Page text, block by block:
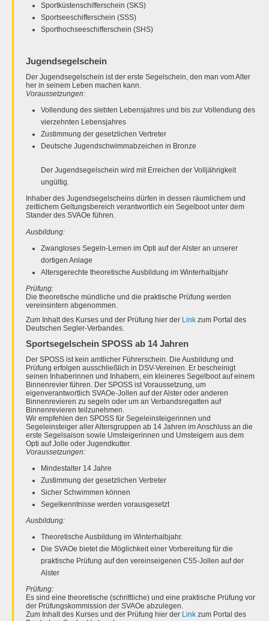
Sportküstenschifferschein (SKS)
Sportseeschifferschein (SSS)
Sporthochseeschifferschein (SHS)
Jugendsegelschein
Der Jugendsegelschein ist der erste Segelschein, den man vom Alter
her in seinem Leben machen kann.
Voraussetzungen:
Vollendung des siebten Lebensjahres und bis zur Vollendung des
vierzehnten Lebensjahres
Zustimmung der gesetzlichen Vertreter
Deutsche Jugendschwimmabzeichen in Bronze
Der Jugendsegelschein wird mit Erreichen der Volljährigkeit
ungültig.
Inhaber des Jugendsegelscheins dürfen in dessen räumlichem und
zeitlichem Geltungsbereich verantwortlich ein Segelboot unter dem
Stander des SVAOe führen.
Ausbildung:
Zwangloses Segeln-Lernen im Opti auf der Alster an unserer
dortigen Anlage
Altersgerechte theoretische Ausbildung im Winterhalbjahr
Prüfung:
Die theoretische mündliche und die praktische Prüfung werden
vereinsintern abgenommen.
Zum Inhalt des Kurses und der Prüfung hier der Link zum Portal des
Deutschen Segler-Verbandes.
Sportsegelschein SPOSS ab 14 Jahren
Der SPOSS ist kein amtlicher Führerschein. Die Ausbildung und
Prüfung erfolgen ausschließlich in DSV-Vereinen. Er bescheinigt
seinen Inhaberinnen und Inhabern, ein kleineres Segelboot auf einem
Binnenrevier führen. Der SPOSS ist Voraussetzung, um
eigenverantwortlich SVAOe-Jollen auf der Alster oder anderen
Binnenrevieren zu segeln oder um an Verbandsregatten auf
Binnenrevieren teilzunehmen.
Wir empfehlen den SPOSS für Segeleinsteigerinnen und
Segeleinsteiger aller Altersgruppen ab 14 Jahren im Anschluss an die
erste Segelsaison sowie Umsteigerinnen und Umsteigern aus dem
Opti auf Jolle oder Jugendkutter.
Voraussetzungen:
Mindestalter 14 Jahre
Zustimmung der gesetzlichen Vertreter
Sicher Schwimmen können
Segelkenntnisse werden vorausgesetzt
Ausbildung:
Theoretische Ausbildung im Winterhalbjahr.
Die SVAOe bietet die Möglichkeit einer Vorbereitung für die
praktische Prüfung auf den vereinseigenen C55-Jollen auf der
Alster
Prüfung:
Es sind eine theoretische (schriftliche) und eine praktische Prüfung vor
der Prüfungskommission der SVAOe abzulegen.
Zum Inhalt des Kurses und der Prüfung hier der Link zum Portal des